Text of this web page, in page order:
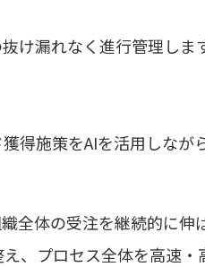
け漏れなく進行管理しま
得施策をAIを活用しなが
全体の受注を継続的に伸
、プロセス全体を高速